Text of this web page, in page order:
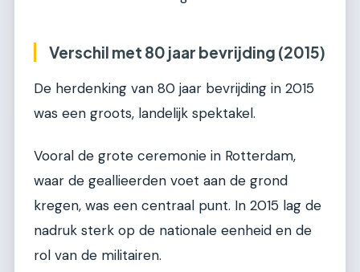
Verschil met 80 jaar bevrijding (2015)
De herdenking van 80 jaar bevrijding in 2015
was een groots, landelijk spektakel.
Vooral de grote ceremonie in Rotterdam,
waar de geallieerden voet aan de grond
kregen, was een centraal punt. In 2015 lag de
nadruk sterk op de nationale eenheid en de
rol van de militairen.